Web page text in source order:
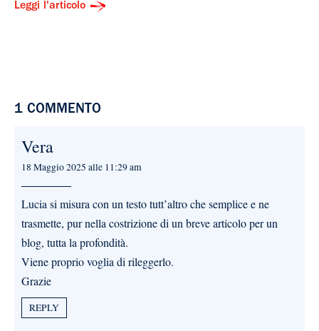
Leggi l'articolo
1 COMMENTO
Vera
18 Maggio 2025 alle 11:29 am
Lucia si misura con un testo tutt’altro che semplice e ne
trasmette, pur nella costrizione di un breve articolo per un
blog, tutta la profondità.
Viene proprio voglia di rileggerlo.
Grazie
REPLY